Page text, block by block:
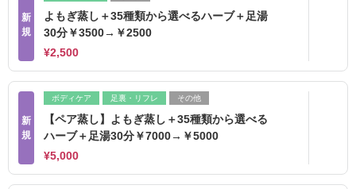
新
規
よもぎ蒸し＋35種類から選べるハーブ＋足湯
30分￥3500→￥2500
¥2,500
新
規
ボディケア 足裏・リフレ その他
【ペア蒸し】よもぎ蒸し＋35種類から選べる
ハーブ＋足湯30分￥7000→￥5000
¥5,000